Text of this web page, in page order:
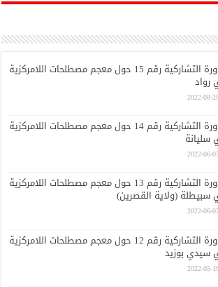
الدورة التشاركية رقم 15 حول معجم مصطلحات اللامركزية
رواد
2022-08-
الدورة التشاركية رقم 14 حول معجم مصطلحات اللامركزية
2022-06-
الدورة التشاركية رقم 13 حول معجم مصطلحات اللامركزية
(ولاية القصرين)
2022-06-
الدورة التشاركية رقم 12 حول معجم مصطلحات اللامركزية
سيدي بوزيد
2022-05-